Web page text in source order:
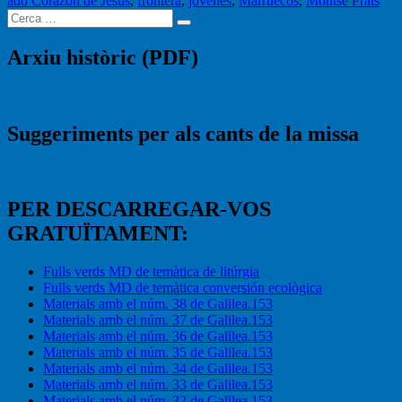
fronteras»
Buscar
per:
Cerca
Arxiu històric (PDF)
Suggeriments per als cants de la missa
PER DESCARREGAR-VOS
GRATUÏTAMENT:
Fulls verds MD de temàtica de litúrgia
Fulls verds MD de temàtica conversión ecològica
Materials amb el núm. 38 de Galilea.153
Materials amb el núm. 37 de Galilea.153
Materials amb el núm. 36 de Galilea.153
Materials amb el núm. 35 de Galilea.153
Materials amb el núm. 34 de Galilea.153
Materials amb el núm. 33 de Galilea.153